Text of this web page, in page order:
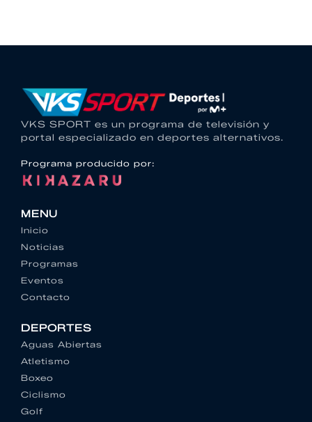
VKS SPORT es un programa de televisión y
portal especializado en deportes alternativos.
Programa producido por:
MENU
Inicio
Noticias
Programas
Eventos
Contacto
DEPORTES
Aguas Abiertas
Atletismo
Boxeo
Ciclismo
Golf